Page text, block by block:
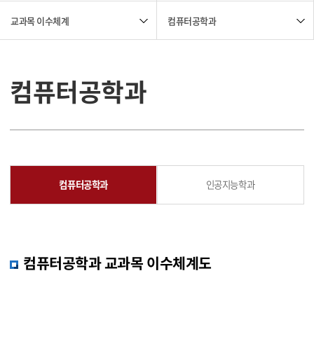
교과목 이수체계 컴퓨터공학과
컴퓨터공학과
컴퓨터공학과 인공지능학과
컴퓨터공학과 교과목 이수체계도